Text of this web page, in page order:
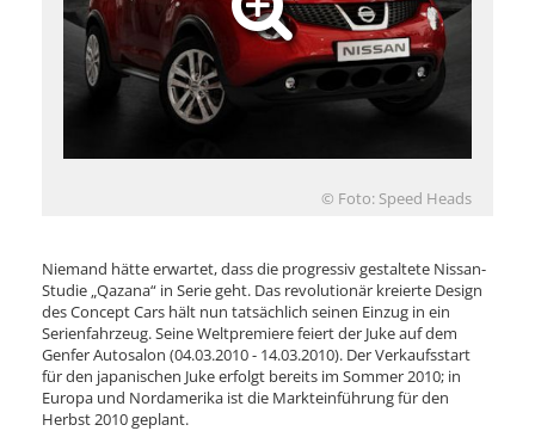
© Foto: Speed Heads
Niemand hätte erwartet, dass die progressiv gestaltete Nissan-
Studie „Qazana“ in Serie geht. Das revolutionär kreierte Design
des Concept Cars hält nun tatsächlich seinen Einzug in ein
Serienfahrzeug. Seine Weltpremiere feiert der Juke auf dem
Genfer Autosalon (04.03.2010 - 14.03.2010). Der Verkaufsstart
für den japanischen Juke erfolgt bereits im Sommer 2010; in
Europa und Nordamerika ist die Markteinführung für den
Herbst 2010 geplant.